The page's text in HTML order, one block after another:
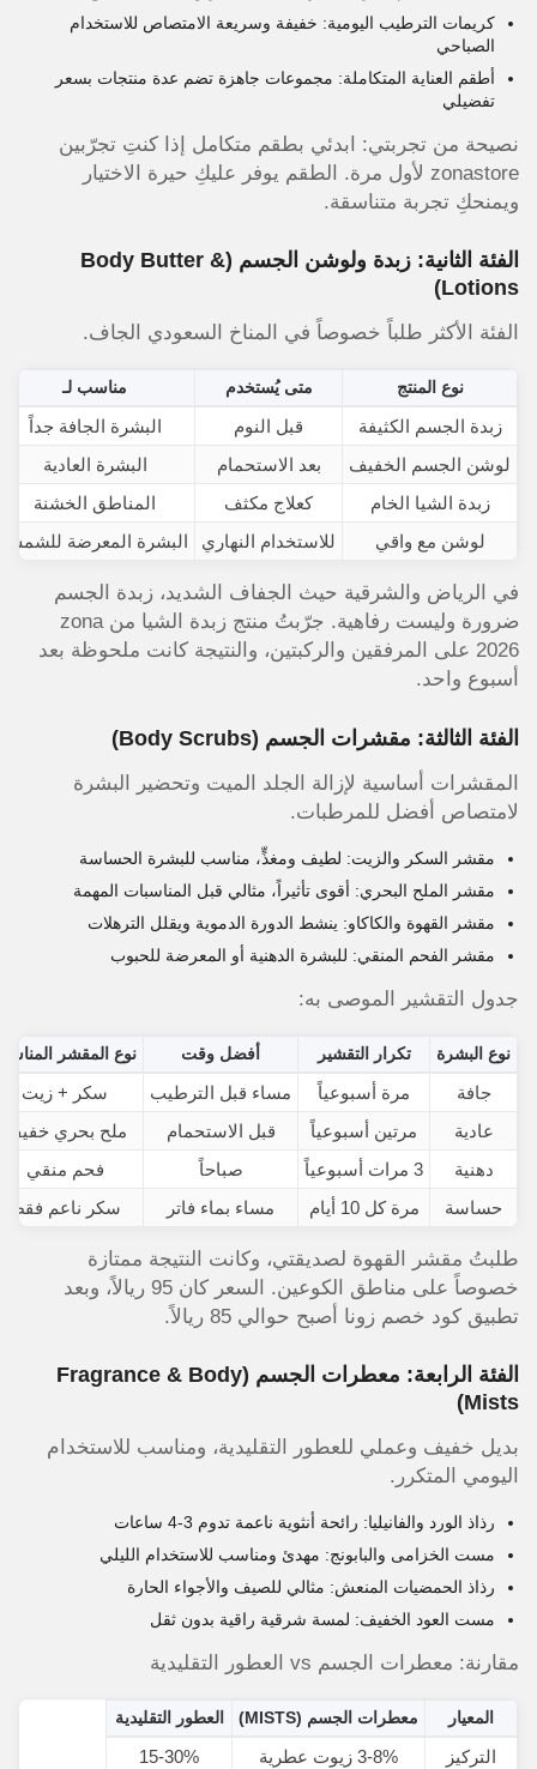
كريمات الترطيب اليومية: خفيفة وسريعة الامتصاص للاستخدام
الصباحي
أطقم العناية المتكاملة: مجموعات جاهزة تضم عدة منتجات بسعر
تفضيلي
نصيحة من تجربتي: ابدئي بطقم متكامل إذا كنتِ تجرّبين
zonastore لأول مرة. الطقم يوفر عليكِ حيرة الاختيار
ويمنحكِ تجربة متناسقة.
الفئة الثانية: زبدة ولوشن الجسم (Body Butter &
Lotions)
الفئة الأكثر طلباً خصوصاً في المناخ السعودي الجاف.
نوع المنتج متى يُستخدم مناسب لـ
زبدة الجسم الكثيفة قبل النوم
البشرة الجافة جداً
لوشن الجسم الخفيف
بعد الاستحمام
البشرة العادية
زبدة الشيا الخام
كعلاج مكثف
المناطق الخشنة
لوشن مع واقي
للاستخدام النهاري البشرة المعرضة للشمس
في الرياض والشرقية حيث الجفاف الشديد، زبدة الجسم
ضرورة وليست رفاهية. جرّبتُ منتج زبدة الشيا من zona
2026 على المرفقين والركبتين، والنتيجة كانت ملحوظة بعد
أسبوع واحد.
الفئة الثالثة: مقشرات الجسم (Body Scrubs)
المقشرات أساسية لإزالة الجلد الميت وتحضير البشرة
لامتصاص أفضل للمرطبات.
مقشر السكر والزيت: لطيف ومغذٍّ، مناسب للبشرة الحساسة
مقشر الملح البحري: أقوى تأثيراً، مثالي قبل المناسبات المهمة
مقشر القهوة والكاكاو: ينشط الدورة الدموية ويقلل الترهلات
مقشر الفحم المنقي: للبشرة الدهنية أو المعرضة للحبوب
جدول التقشير الموصى به:
نوع البشرة تكرار التقشير أفضل وقت نوع المقشر
جافة مرة أسبوعياً مساء قبل الترطيب
سكر + زيت
عادية
مرتين أسبوعياً قبل الاستحمام
ملح بحري خفيف
دهنية
3 مرات أسبوعياً صباحاً
فحم منقي
حساسة
مرة كل 10 أيام مساء بماء فاتر سكر ناعم فقط
طلبتُ مقشر القهوة لصديقتي، وكانت النتيجة ممتازة
خصوصاً على مناطق الكوعين. السعر كان 95 ريالاً، وبعد
تطبيق كود خصم زونا أصبح حوالي 85 ريالاً.
الفئة الرابعة: معطرات الجسم (Fragrance & Body
Mists)
بديل خفيف وعملي للعطور التقليدية، ومناسب للاستخدام
اليومي المتكرر.
رذاذ الورد والفانيليا: رائحة أنثوية ناعمة تدوم 3-4 ساعات
مست الخزامى والبابونج: مهدئ ومناسب للاستخدام الليلي
رذاذ الحمضيات المنعش: مثالي للصيف والأجواء الحارة
مست العود الخفيف: لمسة شرقية راقية بدون ثقل
مقارنة: معطرات الجسم vs العطور التقليدية
المعيار معطرات الجسم (MISTS) العطور التقليدية
التركيز 3-8% زيوت عطرية
15-30%